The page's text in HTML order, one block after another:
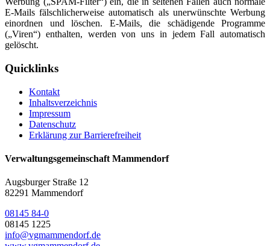
E-Mails fälschlicherweise automatisch als unerwünschte Werbung
einordnen und löschen. E-Mails, die schädigende Programme
(„Viren“) enthalten, werden von uns in jedem Fall automatisch
gelöscht.
Quicklinks
Kontakt
Inhaltsverzeichnis
Impressum
Datenschutz
Erklärung zur Barrierefreiheit
Verwaltungsgemeinschaft Mammendorf
Augsburger Straße 12
82291 Mammendorf
08145 84-0
08145 1225
info@vgmammendorf.de